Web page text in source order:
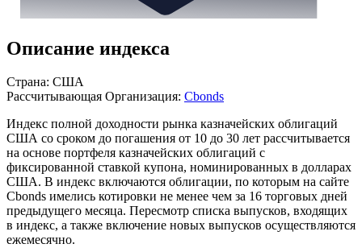
Описание индекса
Страна: США
Рассчитывающая Организация: Cbonds
Индекс полной доходности рынка казначейских облигаций
США со сроком до погашения от 10 до 30 лет рассчитывается
на основе портфеля казначейских облигаций с
фиксированной ставкой купона, номинированных в долларах
США. В индекс включаются облигации, по которым на сайте
Cbonds имелись котировки не менее чем за 16 торговых дней
предыдущего месяца. Пересмотр списка выпусков, входящих
в индекс, а также включение новых выпусков осуществляются
ежемесячно.